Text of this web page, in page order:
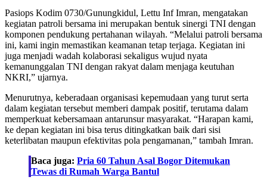
Pasiops Kodim 0730/Gunungkidul, Lettu Inf Imran, mengatakan
kegiatan patroli bersama ini merupakan bentuk sinergi TNI dengan
komponen pendukung pertahanan wilayah. “Melalui patroli bersama
ini, kami ingin memastikan keamanan tetap terjaga. Kegiatan ini
juga menjadi wadah kolaborasi sekaligus wujud nyata
kemanunggalan TNI dengan rakyat dalam menjaga keutuhan
NKRI,” ujarnya.
Menurutnya, keberadaan organisasi kepemudaan yang turut serta
dalam kegiatan tersebut memberi dampak positif, terutama dalam
memperkuat kebersamaan antarunsur masyarakat. “Harapan kami,
ke depan kegiatan ini bisa terus ditingkatkan baik dari sisi
keterlibatan maupun efektivitas pola pengamanan,” tambah Imran.
Baca juga: Pria 60 Tahun Asal Bogor Ditemukan
Tewas di Rumah Warga Bantul